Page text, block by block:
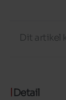
Dit artikel
Detail